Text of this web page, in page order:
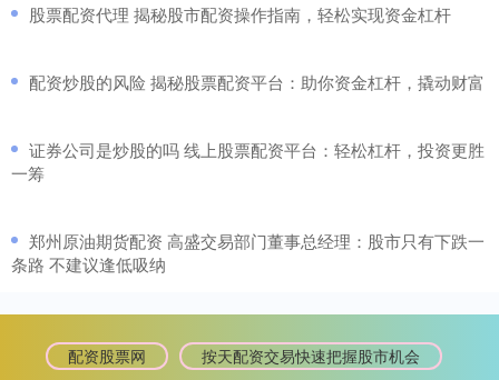
​股票配资代理 揭秘股市配资操作指南，轻松实现资金杠杆
​配资炒股的风险 揭秘股票配资平台：助你资金杠杆，撬动财富
​证券公司是炒股的吗 线上股票配资平台：轻松杠杆，投资更胜
一筹
​郑州原油期货配资 高盛交易部门董事总经理：股市只有下跌一
条路 不建议逢低吸纳
配资股票网 按天配资交易快速把握股市机会